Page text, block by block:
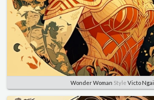
Wonder Woman Style Victo Ngai